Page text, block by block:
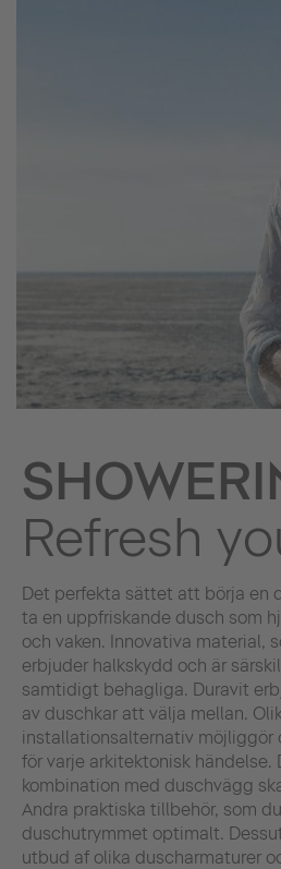
Refresh
Det perfekta sättet att börja en
ta en uppfriskande dusch som
och vaken. Innovativa material,
erbjuder halkskydd och är
samtidigt behagliga. Duravit
av duschkar att välja mellan.
installationsalternativ möjliggör
för varje arkitektonisk händelse.
kombination med duschvägg
Andra praktiska tillbehör, som
duschutrymmet optimalt.
utbud af olika duscharmaturer